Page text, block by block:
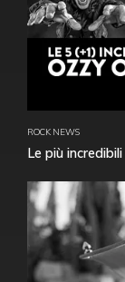
ROCK NEWS
Le più